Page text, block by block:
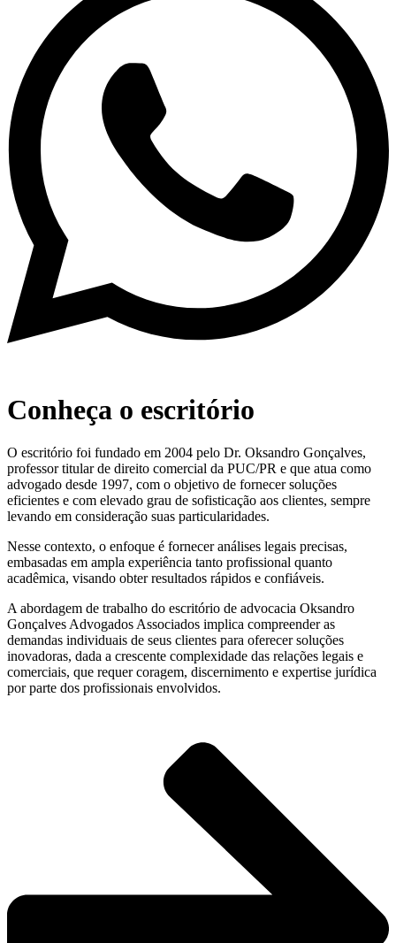
Conheça o escritório
O escritório foi fundado em 2004 pelo Dr. Oksandro Gonçalves,
professor titular de direito comercial da PUC/PR e que atua como
advogado desde 1997, com o objetivo de fornecer soluções
eficientes e com elevado grau de sofisticação aos clientes, sempre
levando em consideração suas particularidades.
Nesse contexto, o enfoque é fornecer análises legais precisas,
embasadas em ampla experiência tanto profissional quanto
acadêmica, visando obter resultados rápidos e confiáveis.
A abordagem de trabalho do escritório de advocacia Oksandro
Gonçalves Advogados Associados implica compreender as
demandas individuais de seus clientes para oferecer soluções
inovadoras, dada a crescente complexidade das relações legais e
comerciais, que requer coragem, discernimento e expertise jurídica
por parte dos profissionais envolvidos.